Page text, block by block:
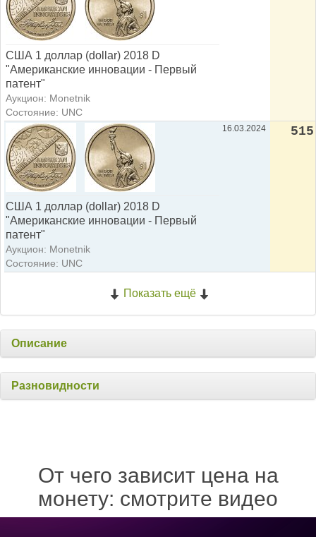
США 1 доллар (dollar) 2018 D
"Американские инновации - Первый
патент"
Аукцион: Monetnik
Состояние: UNC
США 1 доллар (dollar) 2018 D
"Американские инновации - Первый
патент"
Аукцион: Monetnik
Состояние: UNC
16.03.2024 515
Показать ещё
Описание
Разновидности
От чего зависит цена на
монету: смотрите видео